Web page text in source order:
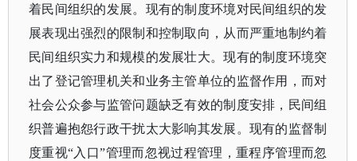
着民间组织的发展。现有的制度环境对民间组织的发
展表现出强烈的限制和控制取向，从而严重地制约着
民间组织实力和规模的发展壮大。现有的制度环境突
出了登记管理机关和业务主管单位的监督作用，而对
社会公众参与监管问题缺乏有效的制度安排，民间组
织普遍抱怨行政干扰太大影响其发展。现有的监督制
度重视“入口”管理而忽视过程管理，重程序管理而忽